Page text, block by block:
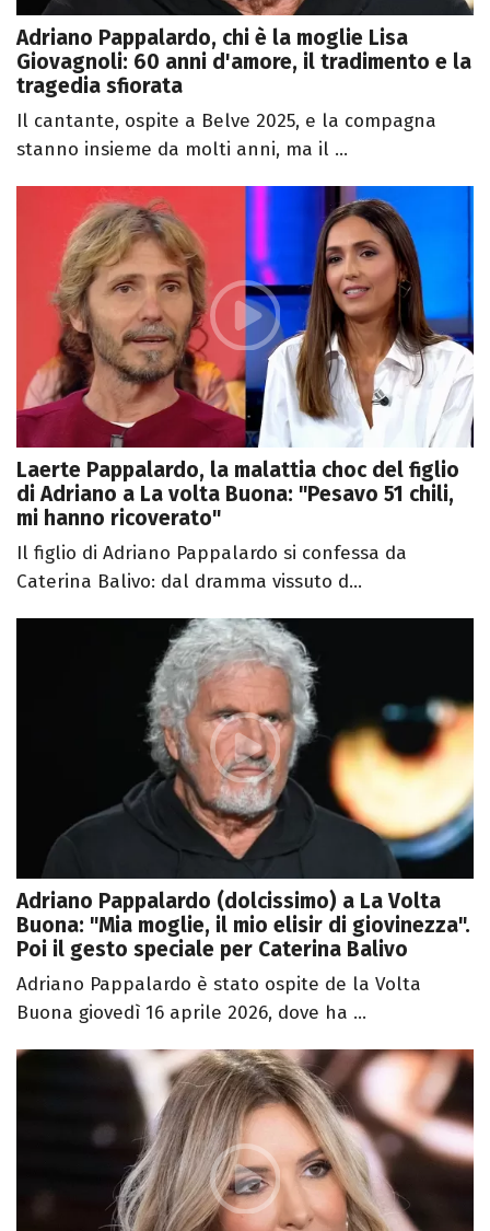
Adriano Pappalardo, chi è la moglie Lisa
Giovagnoli: 60 anni d'amore, il tradimento e la
tragedia sfiorata
Il cantante, ospite a Belve 2025, e la compagna
stanno insieme da molti anni, ma il ...
Laerte Pappalardo, la malattia choc del figlio
di Adriano a La volta Buona: "Pesavo 51 chili,
mi hanno ricoverato"
Il figlio di Adriano Pappalardo si confessa da
Caterina Balivo: dal dramma vissuto d...
Adriano Pappalardo (dolcissimo) a La Volta
Buona: "Mia moglie, il mio elisir di giovinezza".
Poi il gesto speciale per Caterina Balivo
Adriano Pappalardo è stato ospite de la Volta
Buona giovedì 16 aprile 2026, dove ha ...